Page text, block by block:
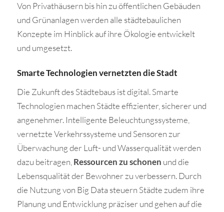
Von Privathäusern bis hin zu öffentlichen Gebäuden
und Grünanlagen werden alle städtebaulichen
Konzepte im Hinblick auf ihre Ökologie entwickelt
und umgesetzt.
Smarte Technologien vernetzten die Stadt
Die Zukunft des Städtebaus ist digital. Smarte
Technologien machen Städte effizienter, sicherer und
angenehmer. Intelligente Beleuchtungssysteme,
vernetzte Verkehrssysteme und Sensoren zur
Überwachung der Luft- und Wasserqualität werden
dazu beitragen,Ressourcen zu schonen und die
Lebensqualität der Bewohner zu verbessern. Durch
die Nutzung von Big Data steuern Städte zudem ihre
Planung und Entwicklung präziser und gehen auf die